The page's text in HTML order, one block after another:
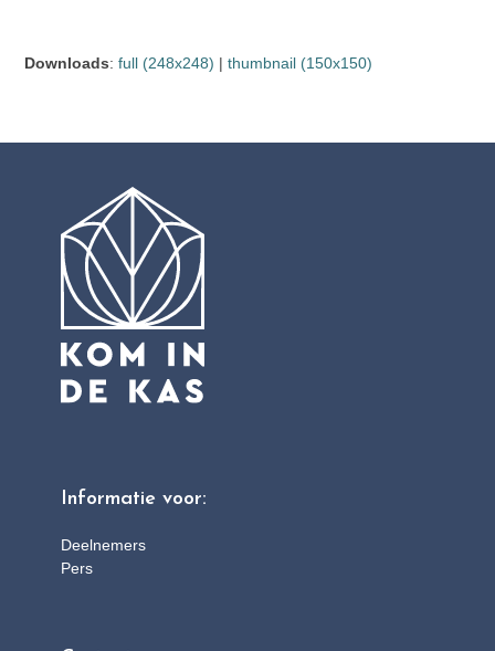
Downloads:full (248x248) |thumbnail (150x150)
Informatie voor:
Deelnemers
Pers